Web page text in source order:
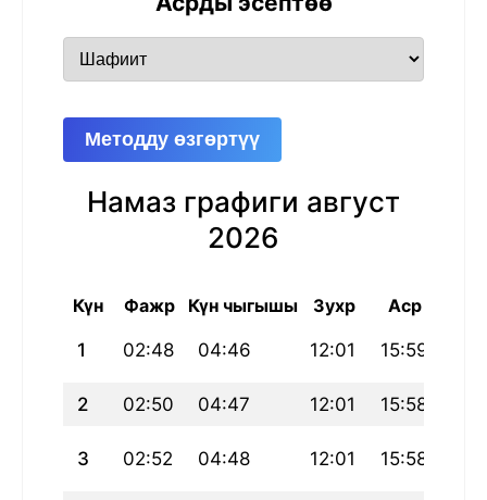
Методду өзгөртүү
Намаз графиги август
2026
Күн Фажр Күн чыгышы Зухр Аср
1 02:48 04:46 12:01 15:59
2 02:50 04:47 12:01 15:58
3 02:52 04:48 12:01 15:58